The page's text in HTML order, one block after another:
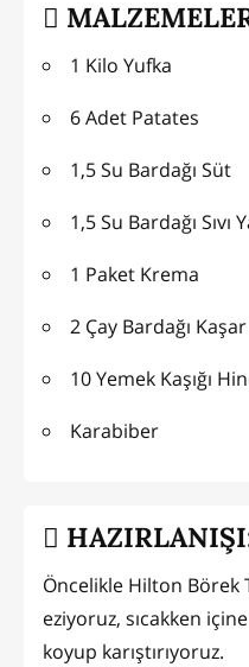
1 Kilo Yufka
6 Adet Patates
1,5 Su Bardağı Süt
1,5 Su Bardağı Sıvı
1 Paket Krema
2 Çay Bardağı
10 Yemek Kaşığı
Karabiber
Öncelikle Hilton Börek
eziyoruz, sıcakken
koyup karıştırıyoruz.